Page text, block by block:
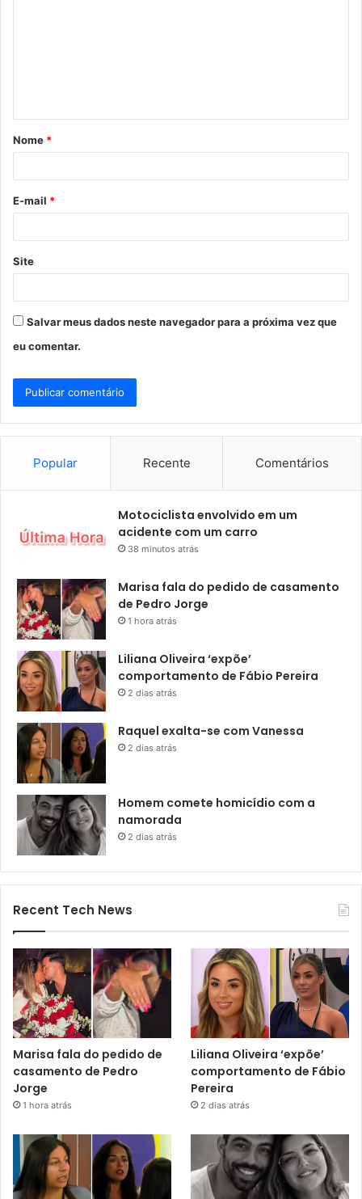
á
r
*
Nome *
E-mail *
Site
Salvar meus dados neste navegador para a próxima vez que
eu comentar.
Popular Recente Comentários
Motociclista envolvido em um
acidente com um carro
38 minutos atrás
Marisa fala do pedido de casamento
de Pedro Jorge
1 hora atrás
Liliana Oliveira ‘expõe’
comportamento de Fábio Pereira
2 dias atrás
Raquel exalta-se com Vanessa
2 dias atrás
Homem comete homicídio com a
namorada
2 dias atrás
Recent Tech News
Marisa fala do pedido de
casamento de Pedro
Jorge
1 hora atrás
Liliana Oliveira ‘expõe’
comportamento de Fábio
Pereira
2 dias atrás